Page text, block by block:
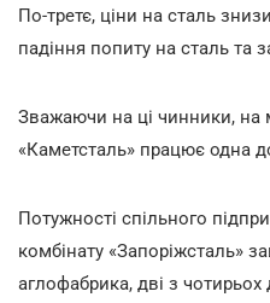
По-третє, ціни на сталь
падіння попиту на сталь та
Зважаючи на ці чинники, на
«Каметсталь» працює одна
Потужності спільного
комбінату «Запоріжсталь»
аглофабрика, дві з